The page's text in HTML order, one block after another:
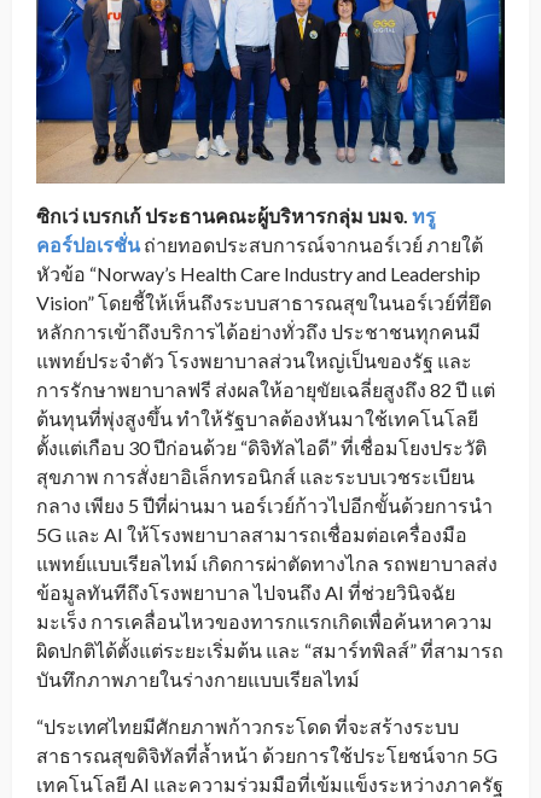
ซิกเว่ เบรกเก้ ประธานคณะผู้บริหารกลุ่ม บมจ. ทรู
คอร์ปอเรชั่นถ่ายทอดประสบการณ์จากนอร์เวย์ ภายใต้
หัวข้อ “Norway’s Health Care Industry and Leadership
Vision” โดยชี้ให้เห็นถึงระบบสาธารณสุขในนอร์เวย์ที่ยึด
หลักการเข้าถึงบริการได้อย่างทั่วถึง ประชาชนทุกคนมี
แพทย์ประจำตัว โรงพยาบาลส่วนใหญ่เป็นของรัฐ และ
การรักษาพยาบาลฟรี ส่งผลให้อายุขัยเฉลี่ยสูงถึง 82 ปี แต่
ต้นทุนที่พุ่งสูงขึ้น ทำให้รัฐบาลต้องหันมาใช้เทคโนโลยี
ตั้งแต่เกือบ 30 ปีก่อนด้วย “ดิจิทัลไอดี” ที่เชื่อมโยงประวัติ
สุขภาพ การสั่งยาอิเล็กทรอนิกส์ และระบบเวชระเบียน
กลาง เพียง 5 ปีที่ผ่านมา นอร์เวย์ก้าวไปอีกขั้นด้วยการนำ
5G และ AI ให้โรงพยาบาลสามารถเชื่อมต่อเครื่องมือ
แพทย์แบบเรียลไทม์ เกิดการผ่าตัดทางไกล รถพยาบาลส่ง
ข้อมูลทันทีถึงโรงพยาบาล ไปจนถึง AI ที่ช่วยวินิจฉัย
มะเร็ง การเคลื่อนไหวของทารกแรกเกิดเพื่อค้นหาความ
ผิดปกติได้ตั้งแต่ระยะเริ่มต้น และ “สมาร์ทพิลส์” ที่สามารถ
บันทึกภาพภายในร่างกายแบบเรียลไทม์
“ประเทศไทยมีศักยภาพก้าวกระโดด ที่จะสร้างระบบ
สาธารณสุขดิจิทัลที่ล้ำหน้า ด้วยการใช้ประโยชน์จาก 5G
เทคโนโลยี AI และความร่วมมือที่เข้มแข็งระหว่างภาครัฐ